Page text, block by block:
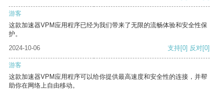
游客
这款加速器VPM应用程序已经为我们带来了无限的流畅体验和安全性保
护。
2024-10-06
支持[0] 反对[0]
游客
这款加速器VPM应用程序可以给你提供最高速度和安全性的连接，并帮
助你在网络上自由移动。